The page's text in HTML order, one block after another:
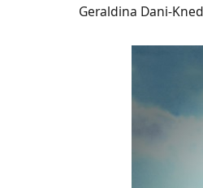
Geraldina Dani-